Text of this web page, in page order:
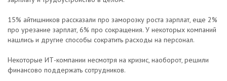
15% айтишников рассказали про заморозку роста зарплат, еще 2%
про урезание зарплат, 6% про сокращения. У некоторых компаний
нашлись и другие способы сократить расходы на персонал.
Некоторые ИТ-компании несмотря на кризис, наоборот, решили
финансово поддержать сотрудников.